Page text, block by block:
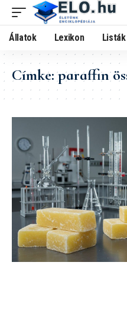
Állatok Lexikon Listák
Címke:paraffin